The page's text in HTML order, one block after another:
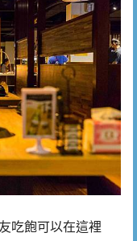
吃飽可以在這裡